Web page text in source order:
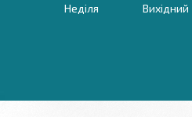
Неділя Вихідний